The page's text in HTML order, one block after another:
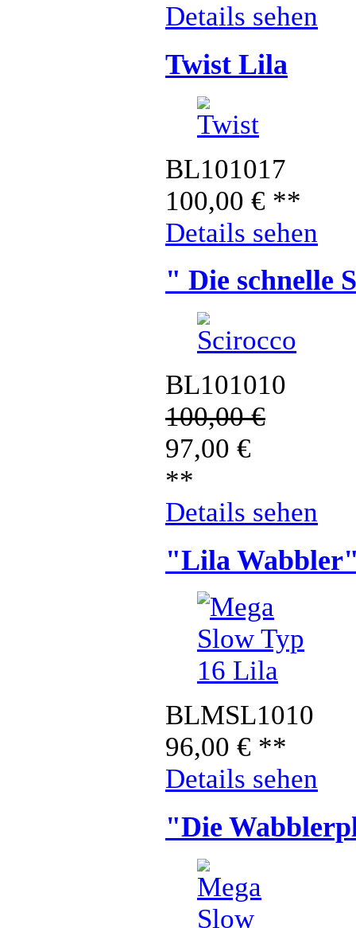
Details sehen
Twist Lila
BL101017
100,00 € **
Details sehen
" Die schnelle
BL101010
100,00€
97,00 €
**
Details sehen
"Lila
BLMSL1010
96,00 € **
Details sehen
"Die